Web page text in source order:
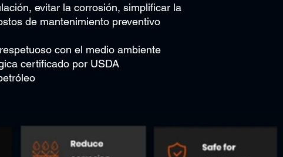
evitar la corrosión, simplificar la
de mantenimiento preventivo
con el medio ambiente
certificado por USDA